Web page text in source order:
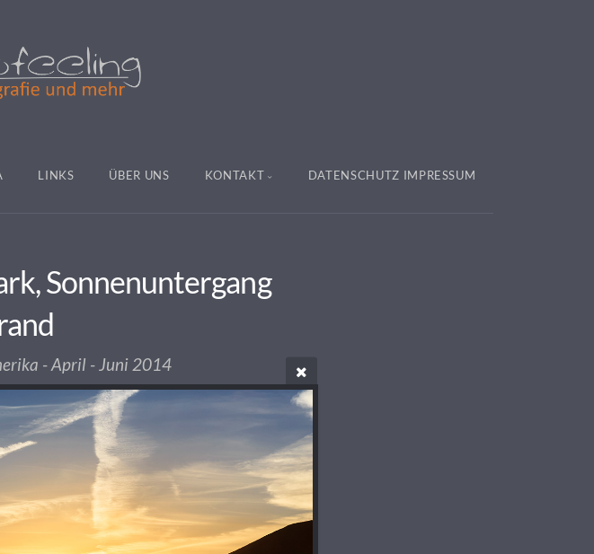
LINKS ÜBER UNS KONTAKT DATENSCHUTZ IMPRESSUM
Sonnenuntergang
- April - Juni 2014